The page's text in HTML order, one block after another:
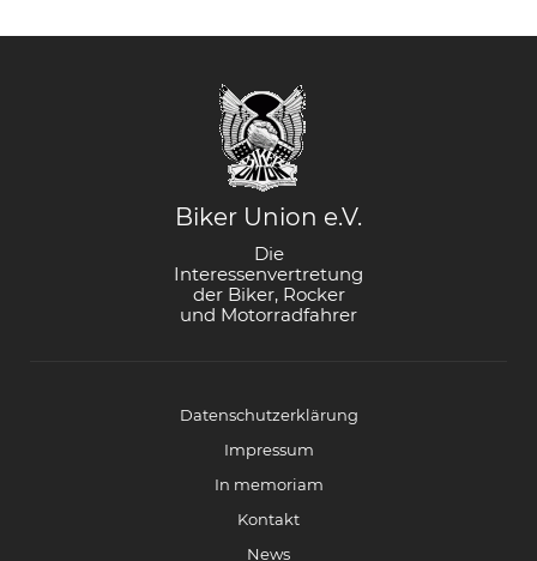
Biker Union e.V.
Die
Interessenvertretung
der Biker, Rocker
und Motorradfahrer
Datenschutzerklärung
Impressum
In memoriam
Kontakt
News